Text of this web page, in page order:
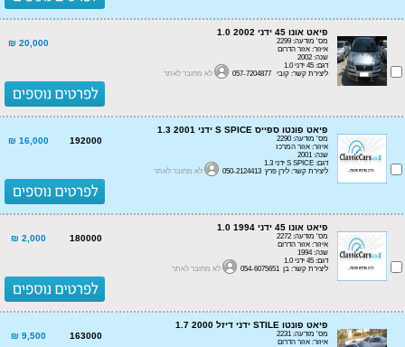
פיאט אונו 45 ידני 1.0 2002
מס' מודעה: 2299
איזור: אזור הדרום
שנה: 2002
דגם: 45 ידני 1.0
ליצירת קשר: קובי 057-7204877
לא מחובר לאתר
20,000 ₪
פיאט פונטו ספייס S SPICE ידני 1.3 2001
מס' מודעה: 2290
איזור: אזור המרכז
שנה: 2001
דגם: S SPICE ידני 1.3
ליצירת קשר: לירן פרץ 050-2124413
לא מחובר לאתר
192000
16,000 ₪
פיאט אונו 45 ידני 1.0 1994
מס' מודעה: 2272
איזור: אזור הדרום
שנה: 1994
דגם: 45 ידני 1.0
ליצירת קשר: בן 054-6075651
לא מחובר לאתר
180000
2,000 ₪
פיאט פונטו STILE ידני דיזל 1.7 2000
מס' מודעה: 2231
איזור: אזור הדרום
163000
9,500 ₪